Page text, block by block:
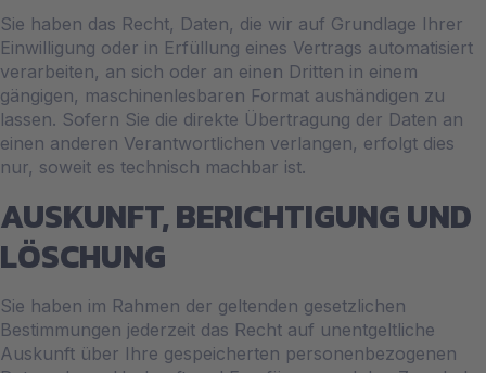
Sie haben das Recht, Daten, die wir auf Grundlage Ihrer
Einwilligung oder in Erfüllung eines Vertrags automatisiert
verarbeiten, an sich oder an einen Dritten in einem
gängigen, maschinenlesbaren Format aushändigen zu
lassen. Sofern Sie die direkte Übertragung der Daten an
einen anderen Verantwortlichen verlangen, erfolgt dies
nur, soweit es technisch machbar ist.
AUSKUNFT, BERICHTIGUNG UND
LÖSCHUNG
Sie haben im Rahmen der geltenden gesetzlichen
Bestimmungen jederzeit das Recht auf unentgeltliche
Auskunft über Ihre gespeicherten personenbezogenen